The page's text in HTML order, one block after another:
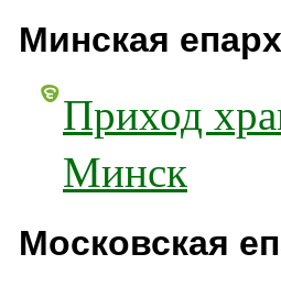
Минская
Приход
Минск
Московская